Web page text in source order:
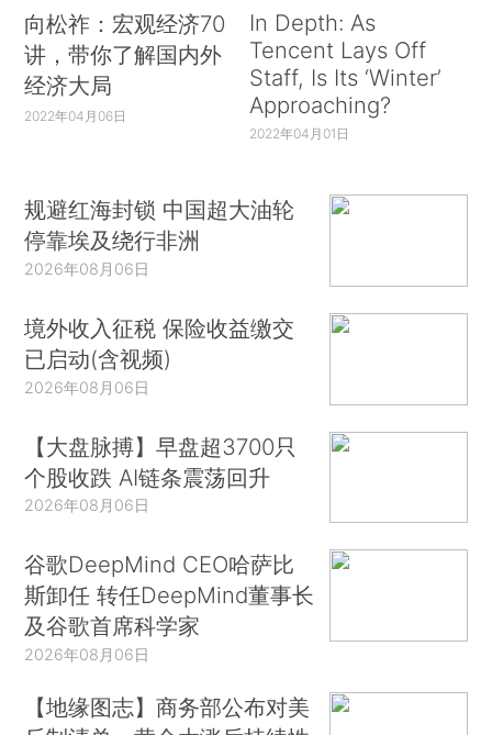
向松祚：宏观经济70
讲，带你了解国内外
经济大局
2022年04月06日
In Depth: As
Tencent Lays Off
Staff, Is Its ‘Winter’
Approaching?
2022年04月01日
规避红海封锁 中国超大油轮
停靠埃及绕行非洲
2026年08月06日
境外收入征税 保险收益缴交
已启动(含视频)
2026年08月06日
【大盘脉搏】早盘超3700只
个股收跌 AI链条震荡回升
2026年08月06日
谷歌DeepMind CEO哈萨比
斯卸任 转任DeepMind董事长
及谷歌首席科学家
2026年08月06日
【地缘图志】商务部公布对美